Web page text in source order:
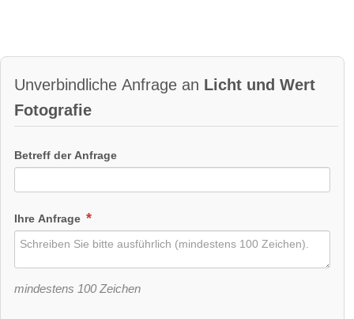
Unverbindliche Anfrage an Licht und Wert
Fotografie
Betreff der Anfrage
Ihre Anfrage
mindestens 100 Zeichen